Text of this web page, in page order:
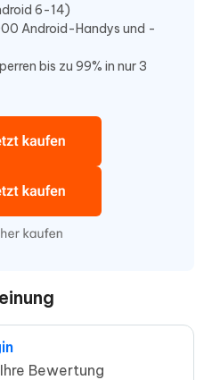
6-14)
Android-Handys und -
bis zu 99% in nur 3
Bewertung